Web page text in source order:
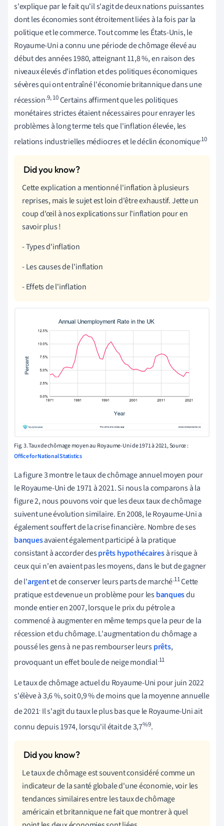
s'explique par le fait qu'il s'agit de deux nations puissantes
dont les économies sont étroitement liées à la fois par la
politique et le commerce. Tout comme les États-Unis, le
Royaume-Uni a connu une période de chômage élevé au
début des années 1980, atteignant 11,8 %, en raison des
niveaux élevés d'inflation et des politiques économiques
sévères qui ont entraîné l'économie britannique dans une
récession.9,10Certains affirment que les politiques
monétaires strictes étaient nécessaires pour enrayer les
problèmes à long terme tels que l'inflation élevée, les
relations industrielles médiocres et le déclin économique.10
Cette explication a mentionné l'inflation à plusieurs
reprises, mais le sujet est loin d'être exhaustif. Jette un
coup d'œil à nos explications sur l'inflation pour en
savoir plus !
- Types d'inflation
- Les causes de l'inflation
- Effets de l'inflation
Fig. 3. Taux de chômage moyen au Royaume-Uni de 1971 à 2021, Source :
Office for National Statistics
La figure 3 montre le taux de chômage annuel moyen pour
le Royaume-Uni de 1971 à 2021. Si nous la comparons à la
figure 2, nous pouvons voir que les deux taux de chômage
suivent une évolution similaire. En 2008, le Royaume-Uni a
également souffert de la crise financière. Nombre de ses
banquesavaient également participé à la pratique
consistant à accorder desprêts hypothécairesà risque à
ceux qui n'en avaient pas les moyens, dans le but de gagner
de l'argentet de conserver leurs parts de marché.11Cette
pratique est devenue un problème pour lesbanquesdu
monde entier en 2007, lorsque le prix du pétrole a
commencé à augmenter en même temps que la peur de la
récession et du chômage. L'augmentation du chômage a
poussé les gens à ne pas rembourser leursprêts,
provoquant un effet boule de neige mondial.11
Le taux de chômage actuel du Royaume-Uni pour juin 2022
s'élève à 3,6 %, soit 0,9 % de moins que la moyenne annuelle
de 2021. Il s'agit du taux le plus bas que le Royaume-Uni ait
connu depuis 1974, lorsqu'il était de 3,7%9.
Le taux de chômage est souvent considéré comme un
indicateur de la santé globale d'une économie, voir les
tendances similaires entre les taux de chômage
américain et britannique ne fait que montrer à quel